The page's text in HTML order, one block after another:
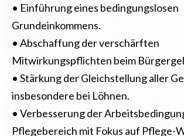
• Einführung eines bedingungslosen
Grundeinkommens.
• Abschaffung der verschärften
Mitwirkungspflichten beim
• Stärkung der Gleichstellung aller
insbesondere bei Löhnen.
• Verbesserung der
Pflegebereich mit Fokus auf Pflege-